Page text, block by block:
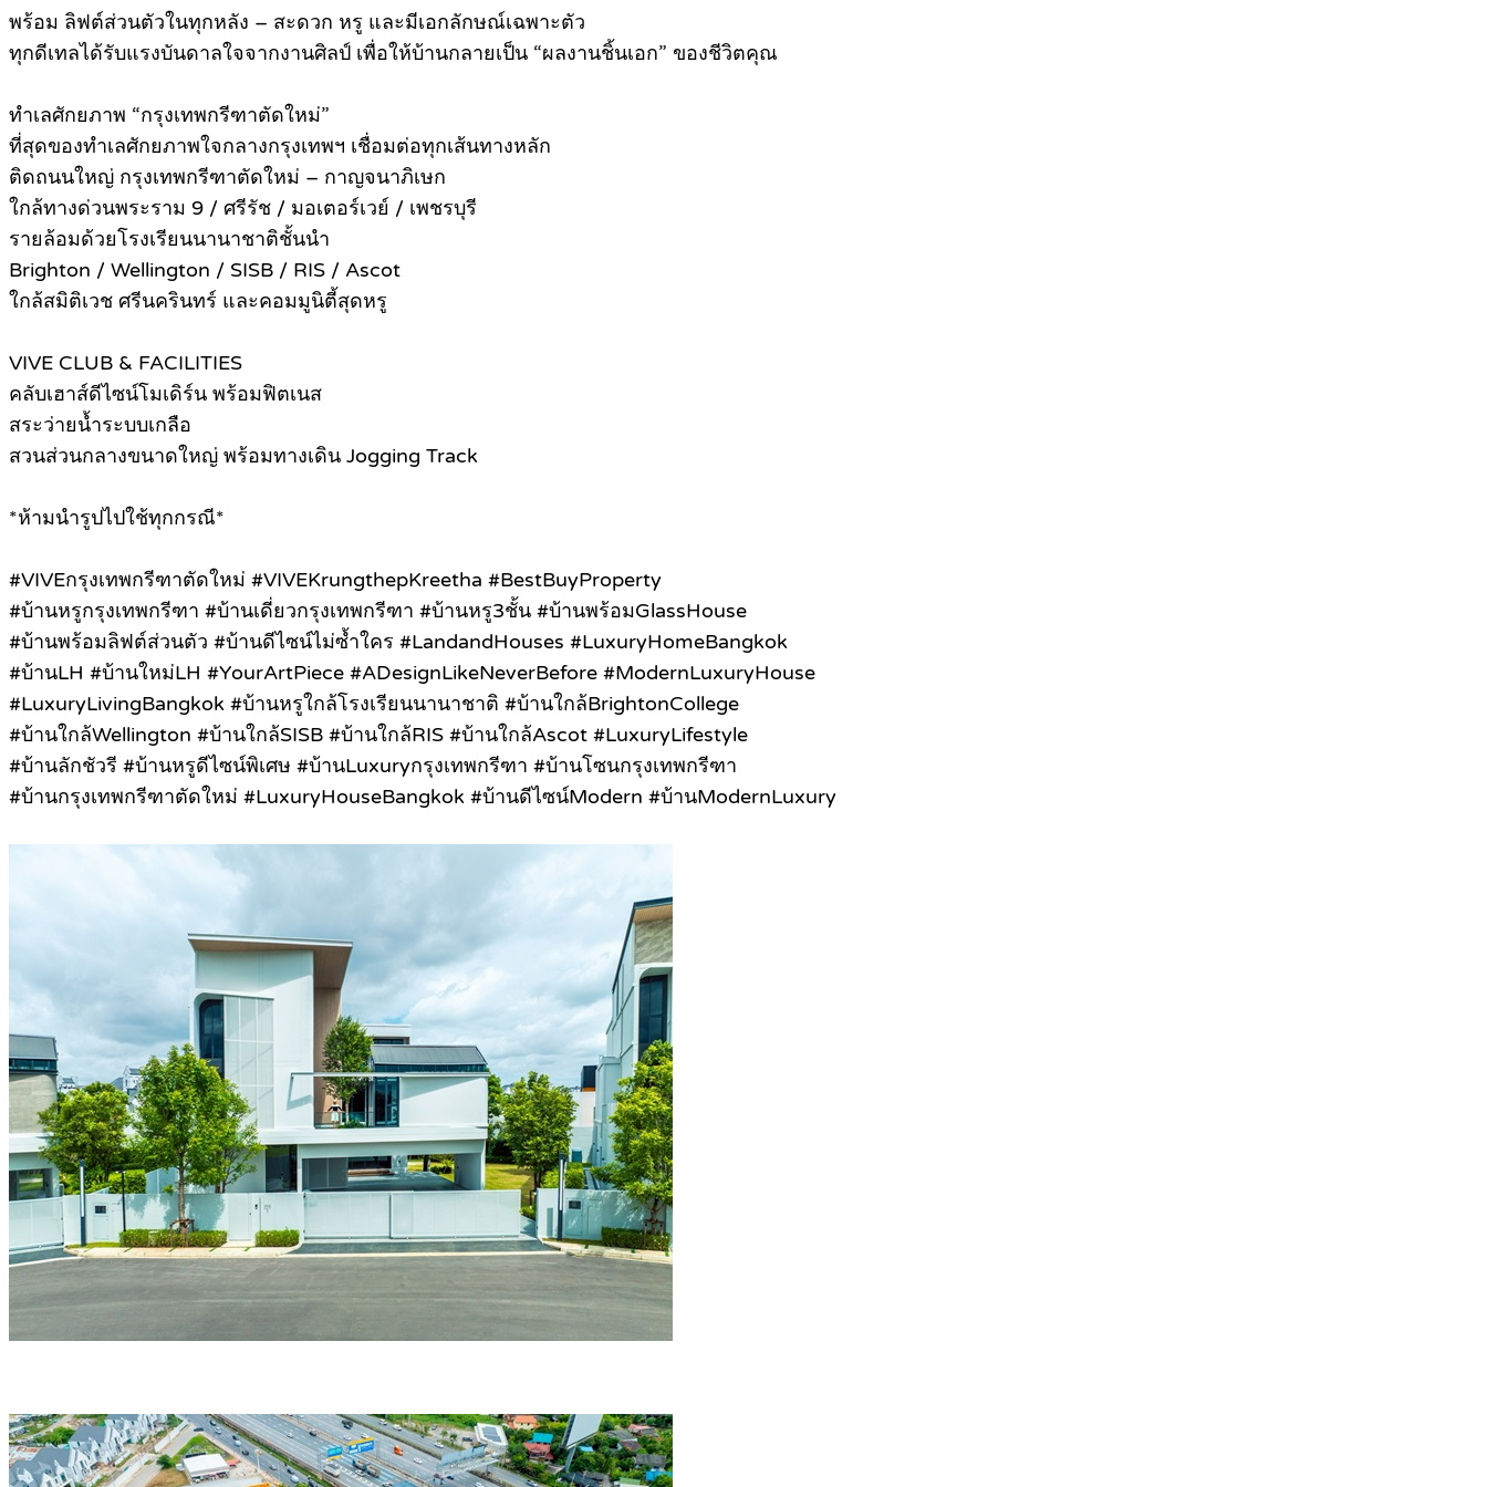
พร้อม ลิฟต์ส่วนตัวในทุกหลัง – สะดวก หรู และมีเอกลักษณ์เฉพาะตัว
ทุกดีเทลได้รับแรงบันดาลใจจากงานศิลป์ เพื่อให้บ้านกลายเป็น “ผลงานชิ้นเอก” ของชีวิตคุณ
ทำเลศักยภาพ “กรุงเทพกรีฑาตัดใหม่”
ที่สุดของทำเลศักยภาพใจกลางกรุงเทพฯ เชื่อมต่อทุกเส้นทางหลัก
ติดถนนใหญ่ กรุงเทพกรีฑาตัดใหม่ – กาญจนาภิเษก
ใกล้ทางด่วนพระราม 9 / ศรีรัช / มอเตอร์เวย์ / เพชรบุรี
รายล้อมด้วยโรงเรียนนานาชาติชั้นนำ
Brighton / Wellington / SISB / RIS / Ascot
ใกล้สมิติเวช ศรีนครินทร์ และคอมมูนิตี้สุดหรู
VIVE CLUB & FACILITIES
คลับเฮาส์ดีไซน์โมเดิร์น พร้อมฟิตเนส
สระว่ายน้ำระบบเกลือ
สวนส่วนกลางขนาดใหญ่ พร้อมทางเดิน Jogging Track
*ห้ามนำรูปไปใช้ทุกกรณี*
#VIVEกรุงเทพกรีฑาตัดใหม่ #VIVEKrungthepKreetha #BestBuyProperty
#บ้านหรูกรุงเทพกรีฑา #บ้านเดี่ยวกรุงเทพกรีฑา #บ้านหรู3ชั้น #บ้านพร้อมGlassHouse
#บ้านพร้อมลิฟต์ส่วนตัว #บ้านดีไซน์ไม่ซ้ำใคร #LandandHouses #LuxuryHomeBangkok
#บ้านLH #บ้านใหม่LH #YourArtPiece #ADesignLikeNeverBefore #ModernLuxuryHouse
#LuxuryLivingBangkok #บ้านหรูใกล้โรงเรียนนานาชาติ #บ้านใกล้BrightonCollege
#บ้านใกล้Wellington #บ้านใกล้SISB #บ้านใกล้RIS #บ้านใกล้Ascot #LuxuryLifestyle
#บ้านลักชัวรี #บ้านหรูดีไซน์พิเศษ #บ้านLuxuryกรุงเทพกรีฑา #บ้านโซนกรุงเทพกรีฑา
#บ้านกรุงเทพกรีฑาตัดใหม่ #LuxuryHouseBangkok #บ้านดีไซน์Modern #บ้านModernLuxury